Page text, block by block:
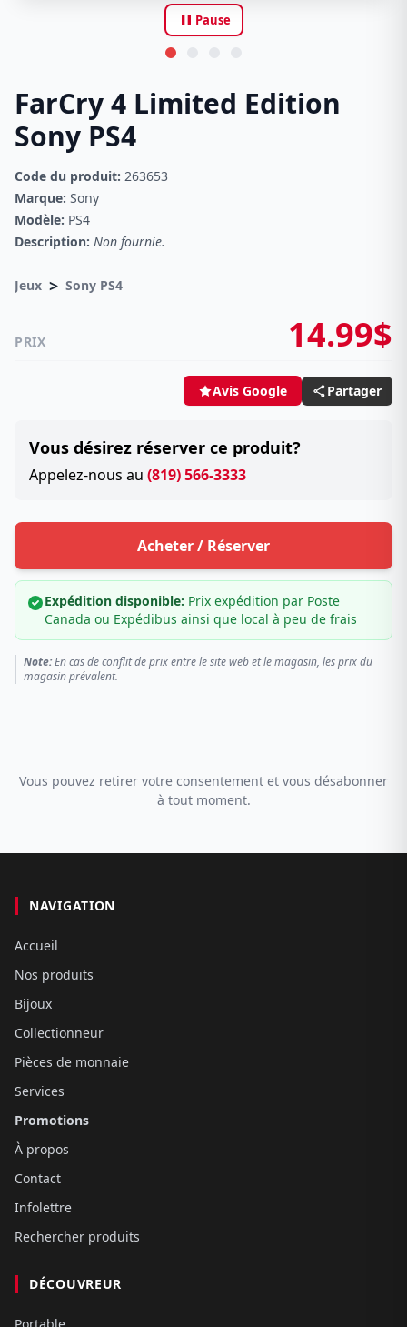
pause Pause
FarCry 4 Limited Edition
Sony PS4
Code du produit: 263653
Marque: Sony
Modèle: PS4
Description: Non fournie.
Jeux > Sony PS4
PRIX 14.99$
Avis Google Partager
Vous désirez réserver ce produit?
Appelez-nous au (819) 566-3333
Acheter / Réserver
Expédition disponible: Prix expédition par Poste
Canada ou Expédibus ainsi que local à peu de frais
Note:En cas de conflit de prix entre le site web et le magasin, les prix du
magasin prévalent.
Vous pouvez retirer votre consentement et vous désabonner
à tout moment.
NAVIGATION
Accueil
Nos produits
Bijoux
Collectionneur
Pièces de monnaie
Services
Promotions
À propos
Contact
Infolettre
Rechercher produits
DÉCOUVREUR